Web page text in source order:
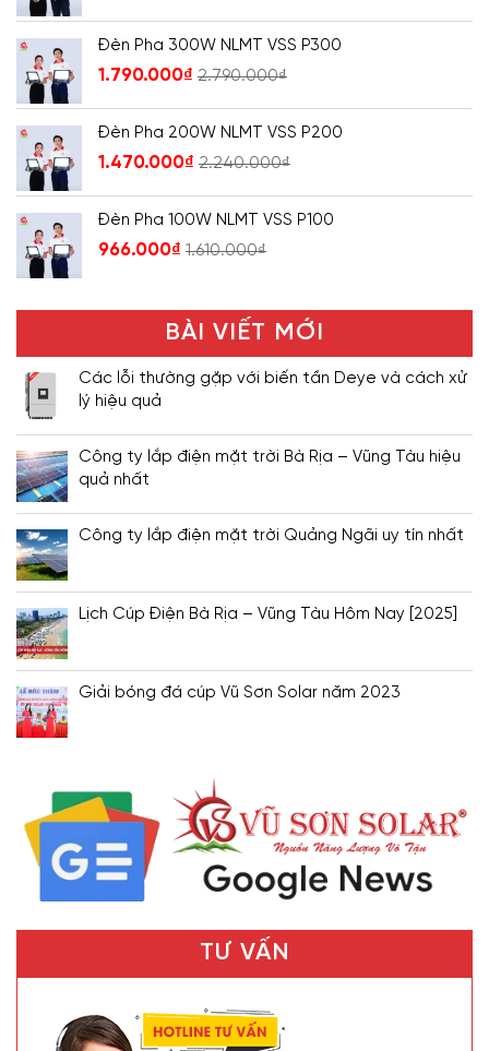
Đèn Pha 300W NLMT VSS P300
1.790.000₫ 2.790.000₫
Đèn Pha 200W NLMT VSS P200
1.470.000₫ 2.240.000₫
Đèn Pha 100W NLMT VSS P100
966.000₫ 1.610.000₫
BÀI VIẾT MỚI
Các lỗi thường gặp với biến tần Deye và cách xử
lý hiệu quả
Công ty lắp điện mặt trời Bà Rịa – Vũng Tàu hiệu
quả nhất
Công ty lắp điện mặt trời Quảng Ngãi uy tín nhất
Lịch Cúp Điện Bà Rịa – Vũng Tàu Hôm Nay [2025]
Giải bóng đá cúp Vũ Sơn Solar năm 2023
TƯ VẤN